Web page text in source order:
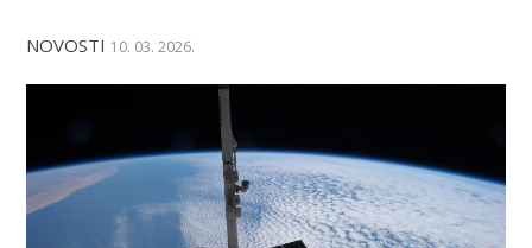
NOVOSTI 10. 03. 2026.